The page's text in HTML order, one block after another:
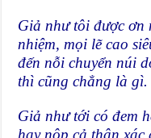
Giả như tôi được ơn
nhiệm, mọi lẽ cao
đến nỗi chuyển núi
thì cũng chẳng là gì.
Giả như tới có đem
hay nộp cả thân